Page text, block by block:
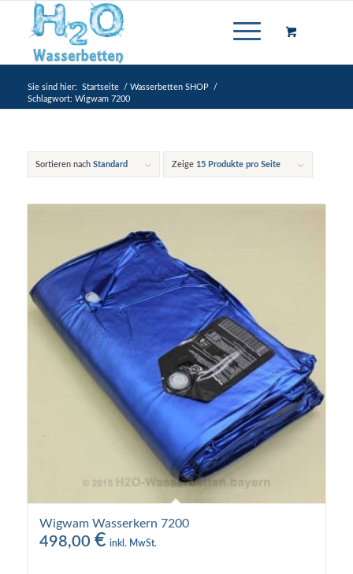
Sie sind hier: Startseite / Wasserbetten SHOP
/
Schlagwort: Wigwam 7200
Sortieren nach Standard Zeige 15 Produkte pro Seite
Wigwam Wasserkern 7200
498,00 € inkl. MwSt.